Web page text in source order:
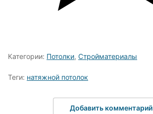
Категории: Потолки, Стройматериалы
Теги: натяжной потолок
Добавить комментарий